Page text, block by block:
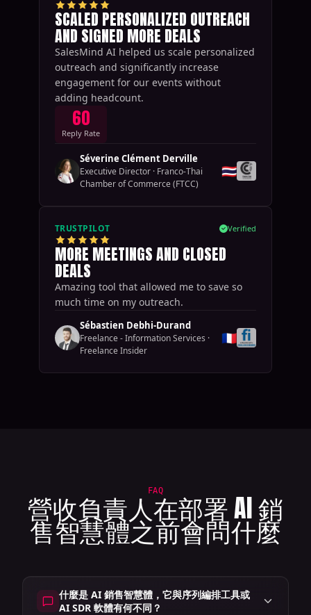
SCALED PERSONALIZED OUTREACH
AND SIGNED MORE DEALS
SalesMind AI helped us scale personalized
outreach and significantly increase
engagement for our events without
adding headcount.
60
Reply Rate
Séverine Clément Derville
Executive Director · Franco-Thai
Chamber of Commerce (FTCC)
🇹🇭
TRUSTPILOT Verified
MORE MEETINGS AND CLOSED
DEALS
Amazing tool that allowed me to save so
much time on my outreach.
Sébastien Debhi-Durand
Freelance - Information Services ·
Freelance Insider
🇫🇷
FAQ
營收負責人在部署 AI 銷
售智慧體之前會問什麼
什麼是 AI 銷售智慧體，它與序列編排工具或
AI SDR 軟體有何不同？